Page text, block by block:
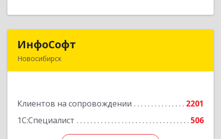
ИнфоСофт
Новосибирск
Клиентов на сопровождении
2201
1С:Специалист
506
Подробнее